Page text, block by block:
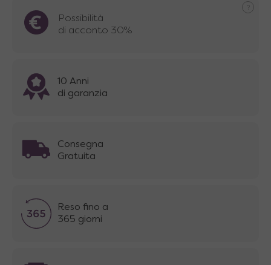
Possibilità
di acconto 30%
10 Anni
di garanzia
Consegna
Gratuita
Reso fino a
365 giorni